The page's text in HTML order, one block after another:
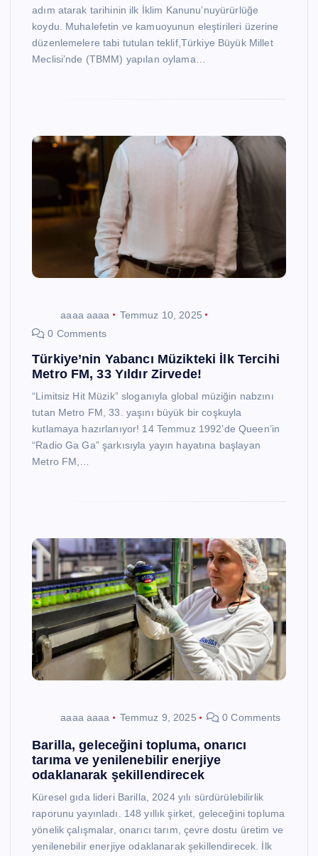
adım atarak tarihinin ilk İklim Kanunu’nuyürürlüğe
koydu. Muhalefetin ve kamuoyunun eleştirileri üzerine
düzenlemelere tabi tutulan teklif,Türkiye Büyük Millet
Meclisi’nde (TBMM) yapılan oylama…
aaaa aaaa
Temmuz 10, 2025
0 Comments
Türkiye’nin Yabancı Müzikteki İlk Tercihi
Metro FM, 33 Yıldır Zirvede!
“Limitsiz Hit Müzik” sloganıyla global müziğin nabzını
tutan Metro FM, 33. yaşını büyük bir coşkuyla
kutlamaya hazırlanıyor! 14 Temmuz 1992’de Queen’in
“Radio Ga Ga” şarkısıyla yayın hayatına başlayan
Metro FM,…
aaaa aaaa Temmuz 9, 2025 0 Comments
Barilla, geleceğini topluma, onarıcı
tarıma ve yenilenebilir enerjiye
odaklanarak şekillendirecek
Küresel gıda lideri Barilla, 2024 yılı sürdürülebilirlik
raporunu yayınladı. 148 yıllık şirket, geleceğini topluma
yönelik çalışmalar, onarıcı tarım, çevre dostu üretim ve
yenilenebilir enerjiye odaklanarak şekillendirecek. İlk